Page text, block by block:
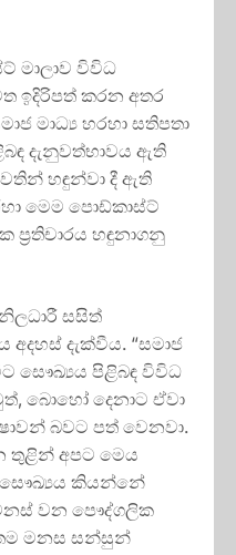
මාලාව විවිධ
ඉදිරිපත් කරන අතර
මාධ්‍ය හරහා සතිපතා
දැනුවත්භාවය ඇති
හඳුන්වා දී ඇති
මෙම පොඩ්කාස්ට්
ප්‍රතිචාරය හඳුනාගනු
නිලධාරී සසිත්
දැක්වීය. “සමාජ
සෞඛ්‍යය පිළිබඳ විවිධ
බොහෝ දෙනාට ඒවා
බවට පත් වෙනවා.
තුළින් අපට මෙය
සෞඛ්‍යය කියන්නේ
වන පෞද්ගලික
මනස සන්සුන්